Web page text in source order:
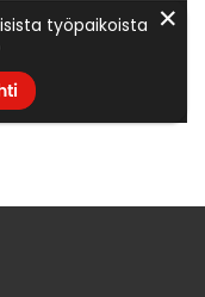
työpaikoista ✕